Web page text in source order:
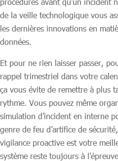
de la veille technologique vous
les dernières innovations en
données.
Et pour ne rien laisser passer,
rappel trimestriel dans votre
ça vous évite de remettre à plus
rythme. Vous pouvez même
simulation d’incident en interne
genre de feu d’artifice de
vigilance proactive est votre
système reste toujours à